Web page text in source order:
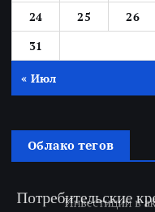
24
25 26
31
« Июл
Облако тегов